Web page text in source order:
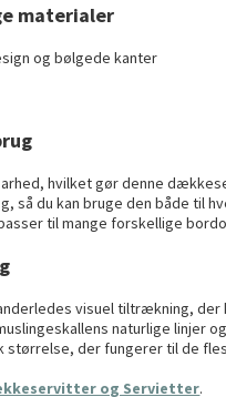
materialer
og bølgede kanter
hvilket gør denne
så du kan bruge den både til
til mange forskellige
visuel tiltrækning, der
naturlige linjer
størrelse, der fungerer til de
og Servietter.